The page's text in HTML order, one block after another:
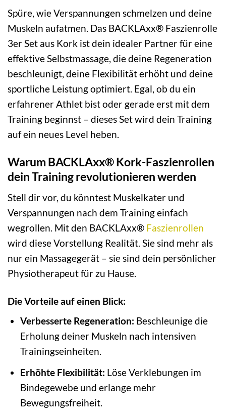
Spüre, wie Verspannungen schmelzen und deine
Muskeln aufatmen. Das BACKLAxx® Faszienrolle
3er Set aus Kork ist dein idealer Partner für eine
effektive Selbstmassage, die deine Regeneration
beschleunigt, deine Flexibilität erhöht und deine
sportliche Leistung optimiert. Egal, ob du ein
erfahrener Athlet bist oder gerade erst mit dem
Training beginnst – dieses Set wird dein Training
auf ein neues Level heben.
Warum BACKLAxx® Kork-Faszienrollen
dein Training revolutionieren werden
Stell dir vor, du könntest Muskelkater und
Verspannungen nach dem Training einfach
wegrollen. Mit den BACKLAxx® Faszienrollen
wird diese Vorstellung Realität. Sie sind mehr als
nur ein Massagegerät – sie sind dein persönlicher
Physiotherapeut für zu Hause.
Die Vorteile auf einen Blick:
Verbesserte Regeneration: Beschleunige die
Erholung deiner Muskeln nach intensiven
Trainingseinheiten.
Erhöhte Flexibilität: Löse Verklebungen im
Bindegewebe und erlange mehr
Bewegungsfreiheit.